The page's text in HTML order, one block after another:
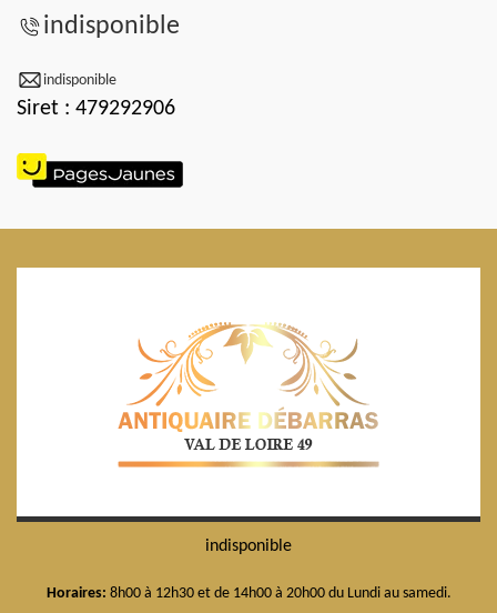
indisponible
indisponible
Siret : 479292906
indisponible
Horaires: 8h00 à 12h30 et de 14h00 à 20h00 du Lundi au samedi.